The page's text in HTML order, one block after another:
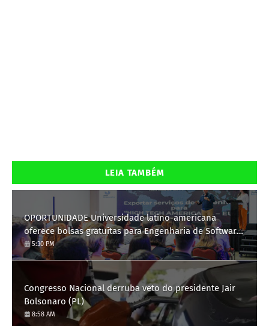
LEIA TAMBÉM
OPORTUNIDADE Universidade latino-americana
oferece bolsas gratuitas para Engenharia de Software;
saiba como se candidatar
5:30 PM
Congresso Nacional derruba veto do presidente Jair
Bolsonaro (PL)
8:58 AM